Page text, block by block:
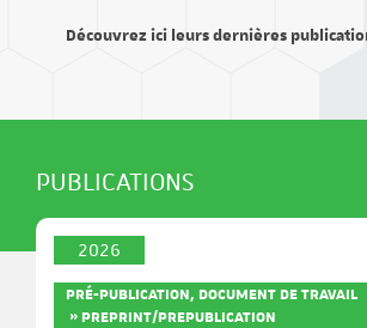
Découvrez ici leurs dernières
PUBLICATIONS
2026
PRÉ-PUBLICATION, DOCUMENT DE TRAVAIL
» PREPRINT/PREPUBLICATION